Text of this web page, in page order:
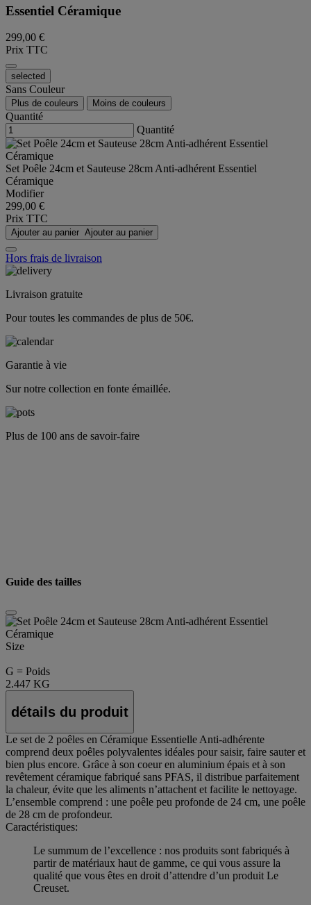
Essentiel Céramique
299,00 €
Prix TTC
selected
Sans Couleur
Plus de couleurs Moins de couleurs
Quantité
Quantité
Set Poêle 24cm et Sauteuse 28cm Anti-adhérent Essentiel
Céramique
Modifier
299,00 €
Prix TTC
Ajouter au panier Ajouter au panier
Hors frais de livraison
Livraison gratuite
Pour toutes les commandes de plus de 50€.
Garantie à vie
Sur notre collection en fonte émaillée.
Plus de 100 ans de savoir-faire
Guide des tailles
Size
G = Poids
2.447 KG
détails du produit
Le set de 2 poêles en Céramique Essentielle Anti-adhérente
comprend deux poêles polyvalentes idéales pour saisir, faire sauter et
bien plus encore. Grâce à son coeur en aluminium épais et à son
revêtement céramique fabriqué sans PFAS, il distribue parfaitement
la chaleur, évite que les aliments n’attachent et facilite le nettoyage.
L’ensemble comprend : une poêle peu profonde de 24 cm, une poêle
de 28 cm de profondeur.
Caractéristiques:
Le summum de l’excellence : nos produits sont fabriqués à
partir de matériaux haut de gamme, ce qui vous assure la
qualité que vous êtes en droit d’attendre d’un produit Le
Creuset.